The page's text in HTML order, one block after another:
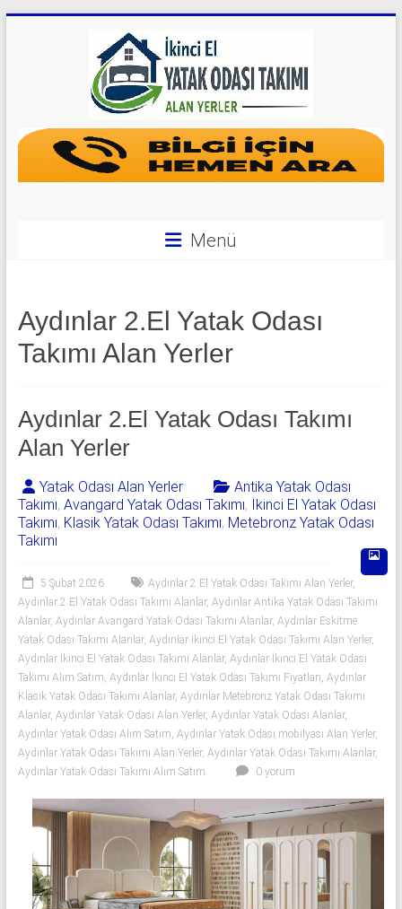
Yatak
Odası
|
0
541
06
06
|
Yıldız
Spot
Yatak
odası
alan
yerler
olarak
2.el
yatak
odası,
yatak
odası,
Avangard
yatak
odası,
Menü
Aydınlar 2.El Yatak Odası
Takımı Alan Yerler
Aydınlar 2.El Yatak Odası Takımı
Alan Yerler
Yatak Odası Alan Yerler
Antika Yatak Odası
Takımı, Avangard Yatak Odası Takımı, İkinci El Yatak Odası
Takımı, Klasik Yatak Odası Takımı, Metebronz Yatak Odası
Takımı
5 Şubat 2026 Aydınlar 2.El Yatak Odası Takımı Alan Yerler,
Aydınlar 2.El Yatak Odası Takımı Alanlar, Aydınlar Antika Yatak Odası Takımı
Alanlar, Aydınlar Avangard Yatak Odası Takımı Alanlar, Aydınlar Eskitme
Yatak Odası Takımı Alanlar, Aydınlar İkinci El Yatak Odası Takımı Alan Yerler,
Aydınlar İkinci El Yatak Odası Takımı Alanlar, Aydınlar İkinci El Yatak Odası
Takımı Alım Satım Aydınlar İkinci El Yatak Odası Takımı Fiyatları Aydınlar
Klasik Yatak Odası Takımı Alanlar, Aydınlar Metebronz Yatak Odası Takımı
Alanlar, Aydınlar Yatak Odası Alan Yerler, Aydınlar Yatak Odası Alanlar,
Aydınlar Yatak Odası Alım Satım Aydınlar Yatak Odası mobilyası Alan Yerler,
Aydınlar Yatak Odası Takımı Alan Yerler, Aydınlar Yatak Odası Takımı Alanlar,
Aydınlar Yatak Odası Takımı Alım Satım
0 yorum